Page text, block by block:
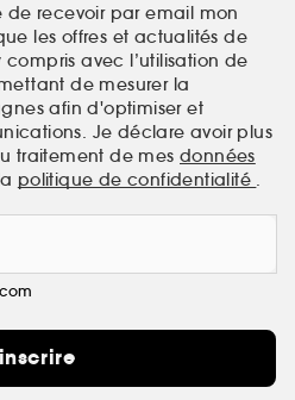
de recevoir par email mon
les offres et actualités de
avec l’utilisation de
de mesurer la
afin d'optimiser et
Je déclare avoir plus
traitement de mes données
politique de confidentialité .